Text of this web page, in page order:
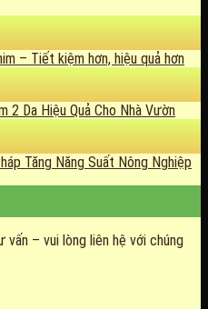
– Tiết kiệm hơn, hiệu quả hơn
2 Da Hiệu Quả Cho Nhà Vườn
Tăng Năng Suất Nông Nghiệp
– vui lòng liên hệ với chúng